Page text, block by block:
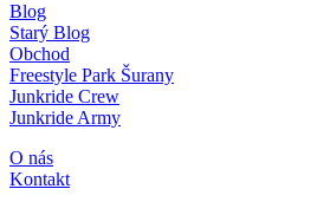
Blog
Starý Blog
Obchod
Freestyle Park Šurany
Junkride Crew
Junkride Army
O nás
Kontakt